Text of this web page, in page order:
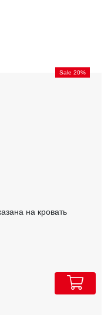
Sale 20%
на кровать